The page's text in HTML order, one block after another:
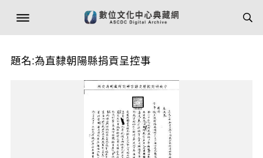
題名:為直隸朝陽縣捐貢呈控事